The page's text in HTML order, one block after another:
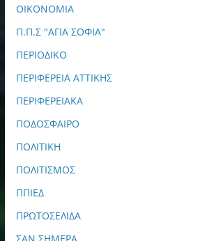
ΟΙΚΟΝΟΜΙΑ
Π.Π.Σ "ΑΓΙΑ ΣΟΦΙΑ"
ΠΕΡΙΟΔΙΚΟ
ΠΕΡΙΦΕΡΕΙΑ ΑΤΤΙΚΗΣ
ΠΕΡΙΦΕΡΕΙΑΚΑ
ΠΟΔΟΣΦΑΙΡΟ
ΠΟΛΙΤΙΚΗ
ΠΟΛΙΤΙΣΜΟΣ
ΠΠΙΕΔ
ΠΡΩΤΟΣΕΛΙΔΑ